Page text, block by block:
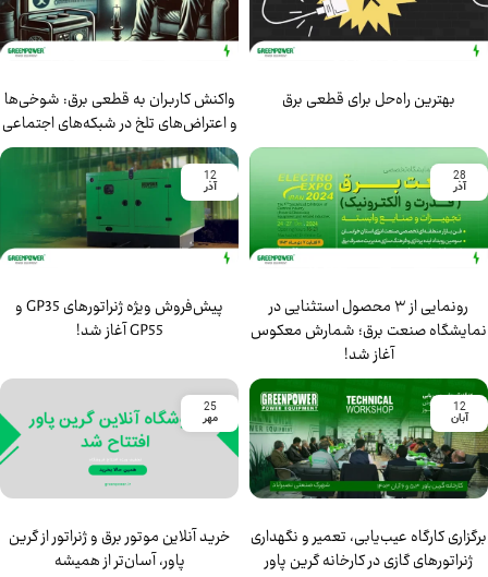
بهترین راه‌حل برای قطعی برق
واکنش کاربران به قطعی برق: شوخی‌ها
و اعتراض‌های تلخ در شبکه‌های اجتماعی
28
آذر
رونمایی از ۳ محصول استثنایی در
نمایشگاه صنعت برق؛ شمارش معکوس
آغاز شد!
12
آذر
پیش‌فروش ویژه ژنراتورهای GP35 و
GP55 آغاز شد!
12
آبان
برگزاری کارگاه عیب‌یابی، تعمیر و نگهداری
ژنراتورهای گازی در کارخانه گرین پاور
25
مهر
خرید آنلاین موتور برق و ژنراتور از گرین
پاور، آسان‌تر از همیشه